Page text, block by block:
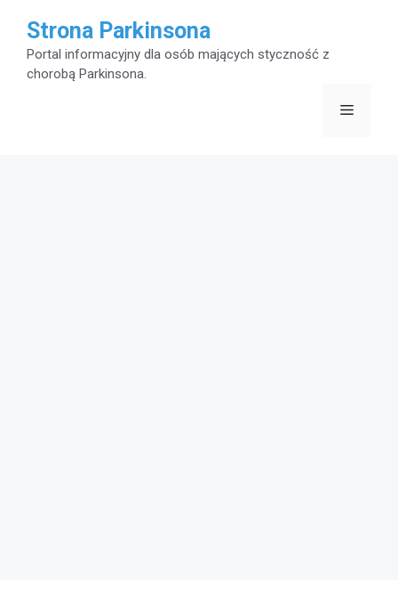
treści
Strona Parkinsona
Portal informacyjny dla osób mających styczność z
chorobą Parkinsona.
Menu